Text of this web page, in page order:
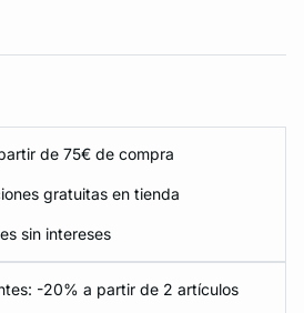
de 75€ de compra
gratuitas en tienda
sin intereses
-20% a partir de 2 artículos